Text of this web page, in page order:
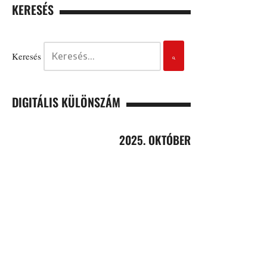
KERESÉS
Keresés
DIGITÁLIS KÜLÖNSZÁM
2025. OKTÓBER